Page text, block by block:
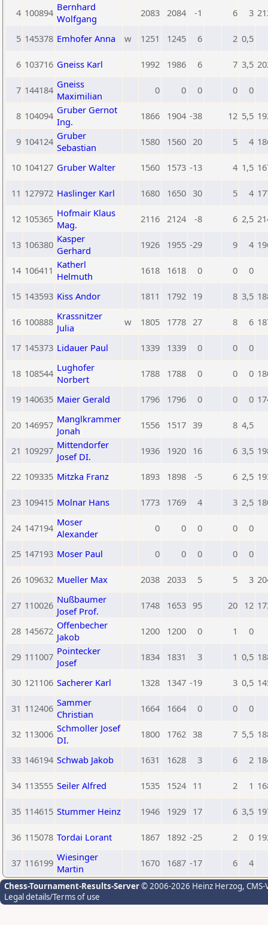
4 100894 Bernhard
Wolfgang
2083 2084 -1 6 3
5 145378 Emhofer Anna w 1251 1245 6 2 0,5
6 103716 Gneiss Karl 1992 1986 6 7 3,5
7 144184 Gneiss
Maximilian
0 0 0 0 0
8 104094 Gruber Gernot
Ing.
1866 1904 -38 12 5,5
9 104124 Gruber
Sebastian
1580 1560 20 5 4
10 104127 Gruber Walter 1560 1573 -13 4 1,5
11 127972 Haslinger Karl 1680 1650 30 5 4
12 105365 Hofmair Klaus
Mag.
2116 2124 -8 6 2,5
13 106380 Kasper
Gerhard
1926 1955 -29 9 4
14 106411 Katherl
Helmuth
1618 1618 0 0 0
15 143593 Kiss Andor 1811 1792 19 8 3,5
16 100888 Krassnitzer
Julia
w 1805 1778 27 8 6
17 145373 Lidauer Paul 1339 1339 0 0 0
18 108544 Lughofer
Norbert
1788 1788 0 0 0
19 140635 Maier Gerald 1796 1796 0 0 0
20 146957 Manglkrammer
Jonah
1556 1517 39 8 4,5
21 109297 Mittendorfer
Josef DI.
1936 1920 16 6 3,5
22 109335 Mitzka Franz 1893 1898 -5 6 2,5
23 109415 Molnar Hans 1773 1769 4 3 2,5
24 147194 Moser
Alexander
0 0 0 0 0
25 147193 Moser Paul 0 0 0 0 0
26 109632 Mueller Max 2038 2033 5 5 3
27 110026 Nußbaumer
Josef Prof.
1748 1653 95 20 12
28 145672 Offenbecher
Jakob
1200 1200 0 1 0
29 111007 Pointecker
Josef
1834 1831 3 1 0,5
30 121106 Sacherer Karl 1328 1347 -19 3 0,5
31 112406 Sammer
Christian
1664 1664 0 0 0
32 113006 Schmoller Josef
DI.
1800 1762 38 7 5,5
33 146194 Schwab Jakob 1631 1628 3 6 2
34 113555 Seiler Alfred 1535 1524 11 2 1
35 114615 Stummer Heinz 1946 1929 17 6 3,5
36 115078 Tordai Lorant 1867 1892 -25 2 0
37 116199 Wiesinger
Martin
1670 1687 -17 6 4
Chess-Tournament-Results-Server© 2006-2026 Heinz Herzog,
Legal details/Terms of use